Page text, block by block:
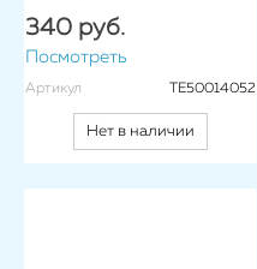
340 руб.
Посмотреть
Артикул TE50014052
Нет в наличии